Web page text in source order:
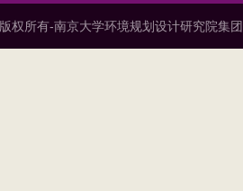
版权所有-南京大学环境规划设计研究院集